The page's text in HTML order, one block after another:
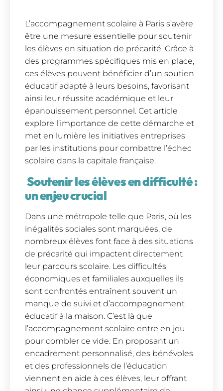
L’accompagnement scolaire à Paris s’avère
être une mesure essentielle pour soutenir
les élèves en situation de précarité. Grâce à
des programmes spécifiques mis en place,
ces élèves peuvent bénéficier d’un soutien
éducatif adapté à leurs besoins, favorisant
ainsi leur réussite académique et leur
épanouissement personnel. Cet article
explore l’importance de cette démarche et
met en lumière les initiatives entreprises
par les institutions pour combattre l’échec
scolaire dans la capitale française.
Soutenir les élèves en difficulté :
un enjeu crucial
Dans une métropole telle que Paris, où les
inégalités sociales sont marquées, de
nombreux élèves font face à des situations
de précarité qui impactent directement
leur parcours scolaire. Les difficultés
économiques et familiales auxquelles ils
sont confrontés entraînent souvent un
manque de suivi et d’accompagnement
éducatif à la maison. C’est là que
l’accompagnement scolaire entre en jeu
pour combler ce vide. En proposant un
encadrement personnalisé, des bénévoles
et des professionnels de l’éducation
viennent en aide à ces élèves, leur offrant